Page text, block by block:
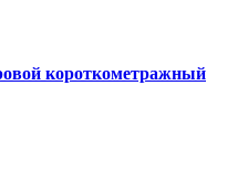
короткометражный